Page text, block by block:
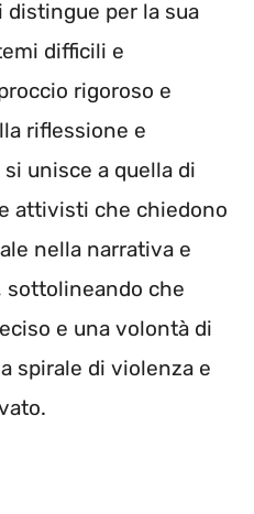
distingue per la sua
difficili e
rigoroso e
riflessione e
si unisce a quella di
attivisti che chiedono
nella narrativa e
che
e una volontà di
spirale di violenza e